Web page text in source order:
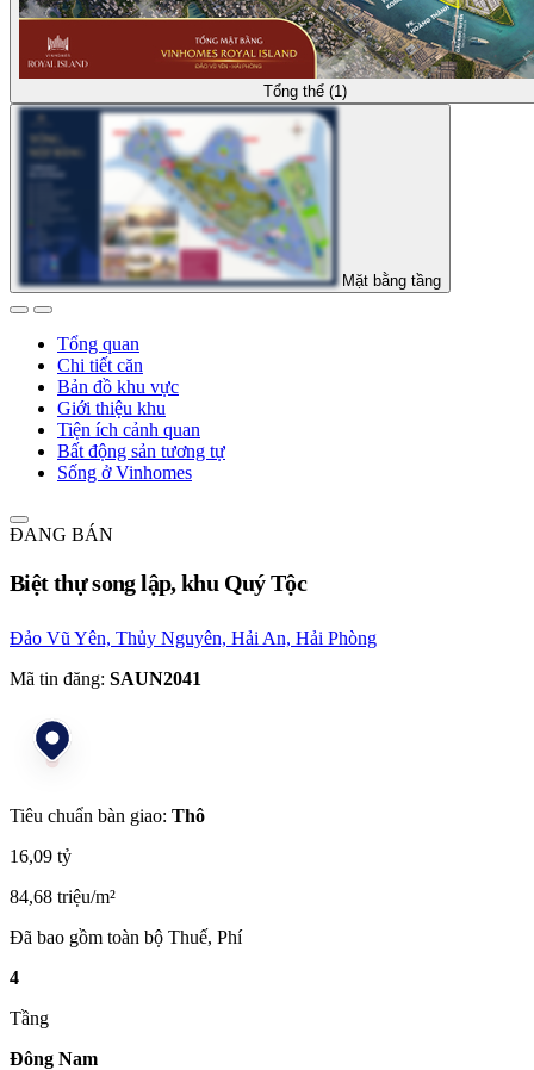
Tổng thể (1)
Mặt bằng tầng
Tổng quan
Chi tiết căn
Bản đồ khu vực
Giới thiệu khu
Tiện ích cảnh quan
Bất động sản tương tự
Sống ở Vinhomes
ĐANG BÁN
Biệt thự song lập, khu Quý Tộc
Đảo Vũ Yên, Thủy Nguyên, Hải An, Hải Phòng
Mã tin đăng: SAUN2041
Tiêu chuẩn bàn giao: Thô
16,09 tỷ
84,68 triệu/m²
Đã bao gồm toàn bộ Thuế, Phí
4
Tầng
Đông Nam